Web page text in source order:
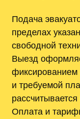
Подача
пределах
свободной
Выезд
фиксированием
и требуемой
Оплата и